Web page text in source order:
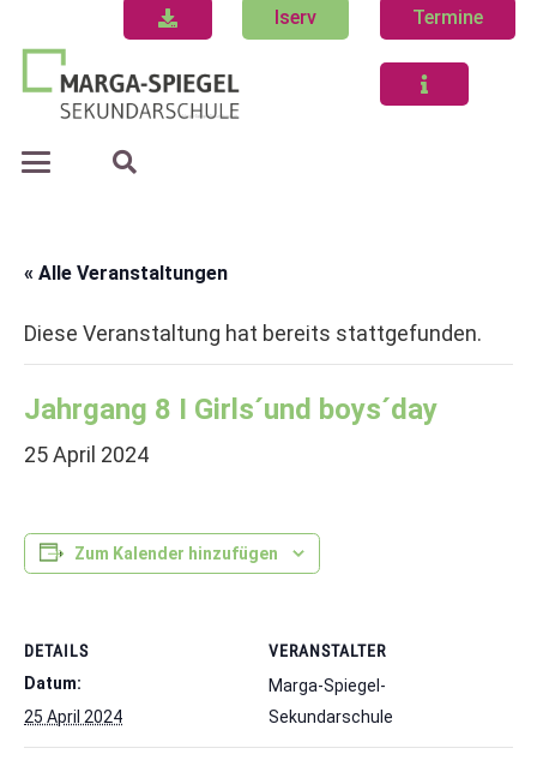
Iserv Termine
« Alle Veranstaltungen
Diese Veranstaltung hat bereits stattgefunden.
Jahrgang 8 I Girls´und boys´day
25 April 2024
Zum Kalender hinzufügen
DETAILS
Datum:
25 April 2024
VERANSTALTER
Marga-Spiegel-
Sekundarschule